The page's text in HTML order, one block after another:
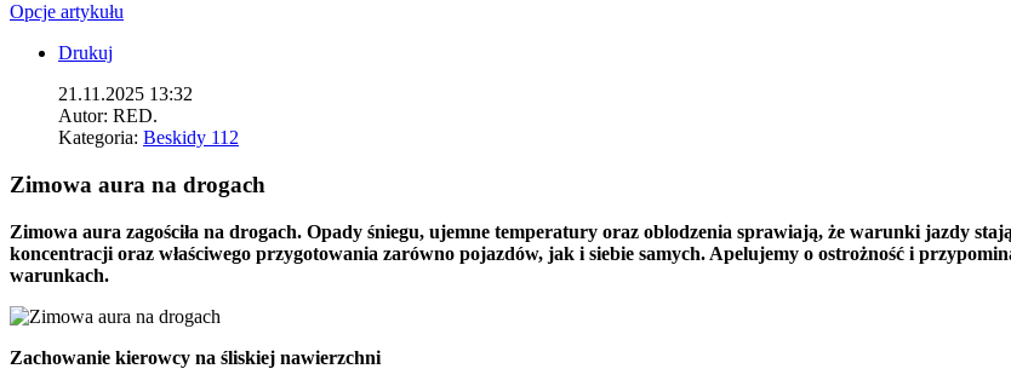
Opcje artykułu
Drukuj
21.11.2025 13:32
Autor: RED.
Kategoria: Beskidy 112
Zimowa aura na drogach
Zimowa aura zagościła na drogach. Opady śniegu, ujemne temperatury oraz oblodzenia sprawiają, że warunki jazdy
koncentracji oraz właściwego przygotowania zarówno pojazdów, jak i siebie samych. Apelujemy o ostrożność i
warunkach.
Zachowanie kierowcy na śliskiej nawierzchni